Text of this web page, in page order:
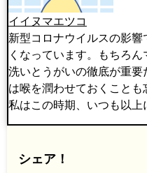
イイヌマエツコ
新型コロナウイルスの影
くなっています。もちろ
洗いとうがいの徹底が重
は喉を潤わせておくことも
私はこの時期、いつも以上
シェア！